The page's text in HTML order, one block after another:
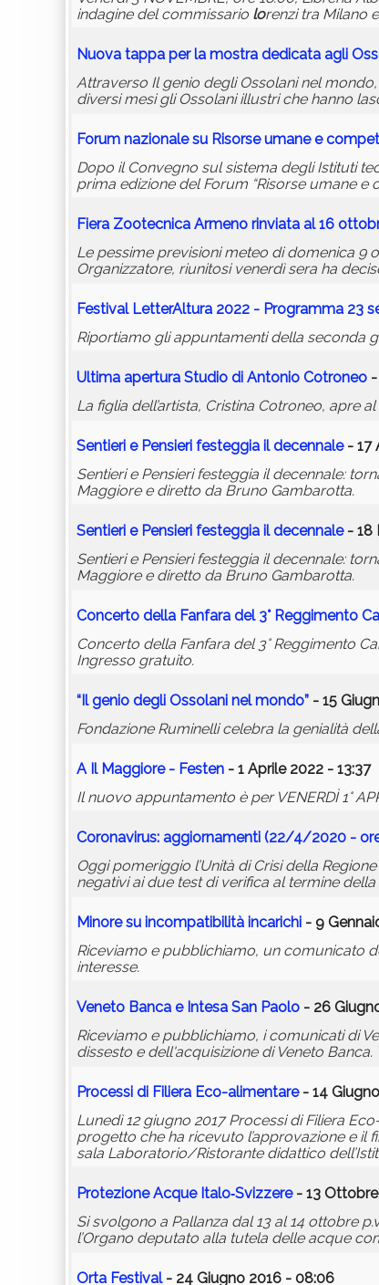
indagine del commissario lorenzi tra Milano
Nuova tappa per la mostra dedicata agli
Attraverso Il genio degli Ossolani nel
diversi mesi gli Ossolani illustri che hanno
Forum nazionale su Risorse umane e
Dopo il Convegno sul sistema degli Istituti
prima edizione del Forum “Risorse umane e
Fiera Zootecnica Armeno rinviata al 16
Le pessime previsioni meteo di domenica 9
Organizzatore, riunitosi venerdì sera ha
Festival LetterAltura 2022 - Programma 23
Riportiamo gli appuntamenti della seconda
Ultima apertura Studio di Antonio Cotroneo
La figlia dell’artista, Cristina Cotroneo, apre
Sentieri e Pensieri festeggia il decennale- 17
Sentieri e Pensieri festeggia il decennale:
Maggiore e diretto da Bruno Gambarotta.
Sentieri e Pensieri festeggia il decennale- 18
Sentieri e Pensieri festeggia il decennale:
Maggiore e diretto da Bruno Gambarotta.
Concerto della Fanfara del 3° Reggimento
Concerto della Fanfara del 3° Reggimento
Ingresso gratuito.
“Il genio degli Ossolani nel mondo” - 15
Fondazione Ruminelli celebra la genialità
A Il Maggiore - Festen - 1 Aprile 2022 - 13:37
Il nuovo appuntamento è per VENERDÌ 1°
Coronavirus: aggiornamenti (22/4/2020 -
Oggi pomeriggio l’Unità di Crisi della
negativi ai due test di verifica al termine della
Minore su incompatibilità incarichi - 9
Riceviamo e pubblichiamo, un comunicato
interesse.
Veneto Banca e Intesa San Paolo - 26
Riceviamo e pubblichiamo, i comunicati di
dissesto e dell'acquisizione di Veneto Banca.
Processi di Filiera Eco-alimentare- 14
Lunedì 12 giugno 2017 Processi di Filiera
progetto che ha ricevuto l’approvazione e il
sala Laboratorio/Ristorante didattico
Protezione Acque Italo‐Svizzere- 13 Ottobre
Si svolgono a Pallanza dal 13 al 14 ottobre
l’Organo deputato alla tutela delle acque
Orta Festival- 24 Giugno 2016 - 08:06